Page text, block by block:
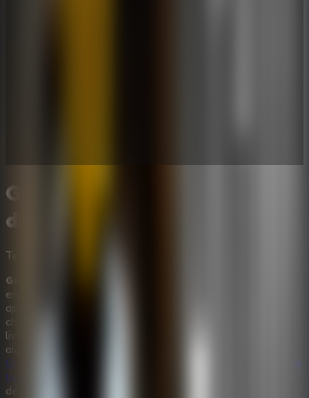
Granny Sponge Bob - Jogo
de fuga de terror online
Terror
Granny Sponge Bob
em que voce acorda dentro de uma casa sombria e tem
apenas cinco dias para sair. Mova-se em silencio, procure
chaves, resolva pistas estranhas ligadas a melancia e ao
livro antigo, e use esconderijos antes que Granny siga
algum ruido ate voce. Este desafio da colecao
Granny
jogo de fuga de
terror
de escape.